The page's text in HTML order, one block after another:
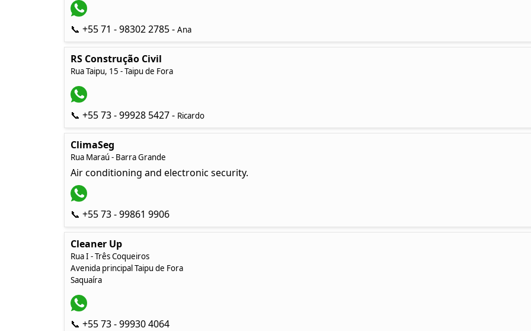
📞 +55 71 - 98302 2785 - Ana
RS Construção Civil
Rua Taipu, 15 - Taipu de Fora
📞 +55 73 - 99928 5427 - Ricardo
ClimaSeg
Rua Maraú - Barra Grande
Air conditioning and electronic security.
📞 +55 73 - 99861 9906
Cleaner Up
Rua I - Três Coqueiros
Avenida principal Taipu de Fora
Saquaíra
📞 +55 73 - 99930 4064